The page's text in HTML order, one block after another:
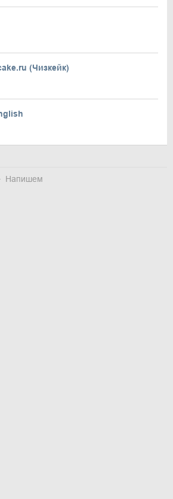
(Чизкейк)
Напишем